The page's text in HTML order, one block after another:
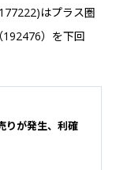
はプラス圏
）を下回
りが発生、利確